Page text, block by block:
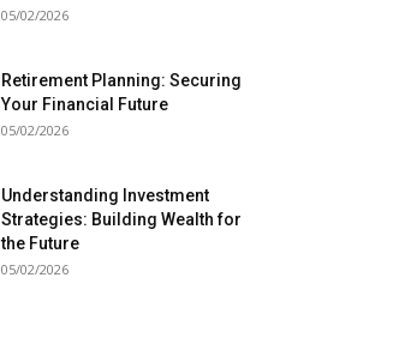
05/02/2026
Retirement Planning: Securing
Your Financial Future
05/02/2026
Understanding Investment
Strategies: Building Wealth for
the Future
05/02/2026